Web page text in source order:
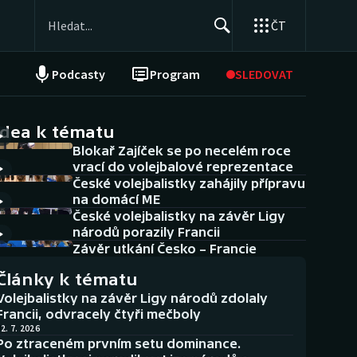
ČT
Podcasty Program SLEDOVAT
NEPŘEHLÉDNĚTE
Historické návraty
Aplikace ČT sport
AZ kvíz
k tématu
Blokař Zajíček se po necelém roce
vrací do volejbalové reprezentace
České volejbalistky zahájily přípravu
na domácí ME
České volejbalistky na závěr Ligy
národů porazily Francii
Závěr utkání Česko – Francie
k tématu
na závěr Ligy národů zdolaly
odvracely čtyři mečboly
7. 2026
ztraceném prvním setu dominance.